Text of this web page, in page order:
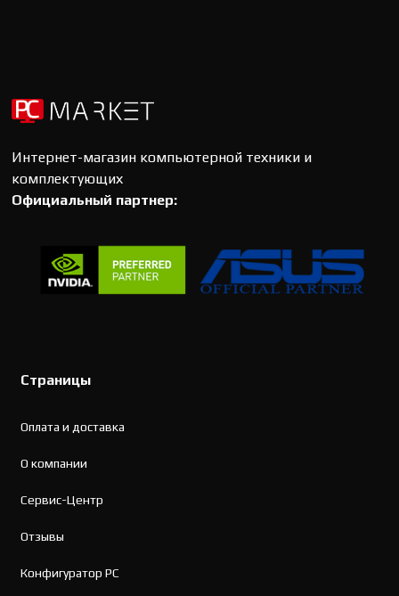
Интернет-магазин компьютерной техники и
комплектующих
Официальный партнер:
Страницы
Оплата и доставка
О компании
Сервис-Центр
Отзывы
Конфигуратор PC